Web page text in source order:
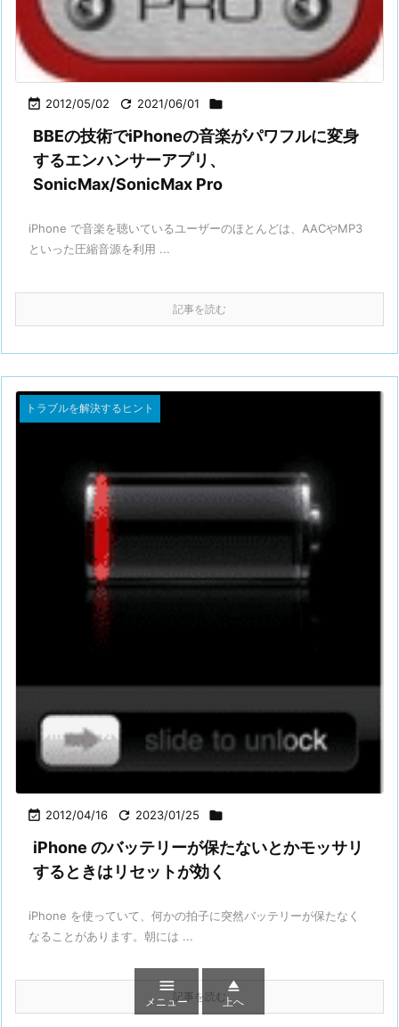
 2012/05/02  2021/06/01 
BBEの技術でiPhoneの音楽がパワフルに変身
するエンハンサーアプリ、
SonicMax/SonicMax Pro
iPhone で音楽を聴いているユーザーのほとんどは、AACやMP3
といった圧縮音源を利用 ...
記事を読む
 2012/04/16  2023/01/25 
トラブルを解決するヒント
iPhone のバッテリーが保たないとかモッサリ
するときはリセットが効く
iPhone を使っていて、何かの拍子に突然バッテリーが保たなく
なることがあります。朝には ...
記事を読む

メニュー

上へ